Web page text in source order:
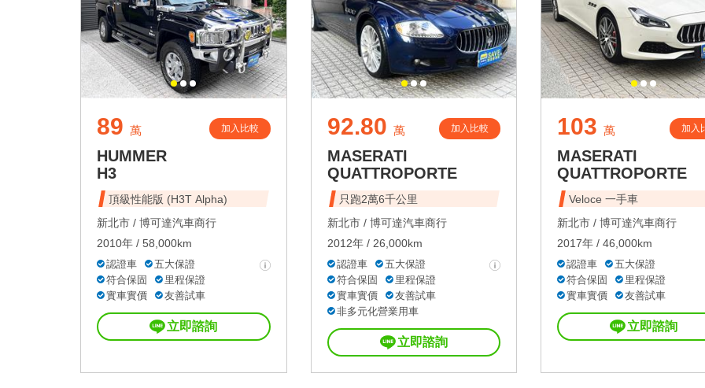
89 萬 加入比較
HUMMER
H3
頂級性能版 (H3T Alpha)
新北市 / 博可達汽車商行
2010年 / 58,000km
認證車
五大保證
符合保固
里程保證
實車實價
友善試車
立即諮詢
92.80 萬 加入比較
MASERATI
QUATTROPORTE
只跑2萬6千公里
新北市 / 博可達汽車商行
2012年 / 26,000km
認證車
五大保證
符合保固
里程保證
實車實價
友善試車
非多元化營業用車
立即諮詢
103 萬 加入
MASERATI
QUATTROPORTE
Veloce 一手車
新北市 / 博可達汽車商行
2017年 / 46,000km
認證車
五大保證
符合保固
里程保證
實車實價
友善試車
立即諮詢